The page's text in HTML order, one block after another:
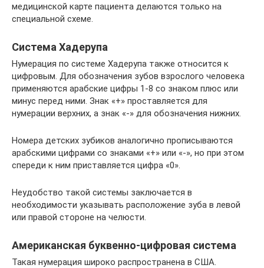
медицинской карте пациента делаются только на
специальной схеме.
Система Хадерупа
Нумерация по системе Хадерупа также относится к
цифровым. Для обозначения зубов взрослого человека
применяются арабские цифры 1-8 со знаком плюс или
минус перед ними. Знак «+» проставляется для
нумерации верхних, а знак «-» для обозначения нижних.
Номера детских зубиков аналогично прописываются
арабскими цифрами со знаками «+» или «-», но при этом
спереди к ним приставляется цифра «0».
Неудобство такой системы заключается в
необходимости указывать расположение зуба в левой
или правой стороне на челюсти.
Американская буквенно-цифровая система
Такая нумерация широко распространена в США.